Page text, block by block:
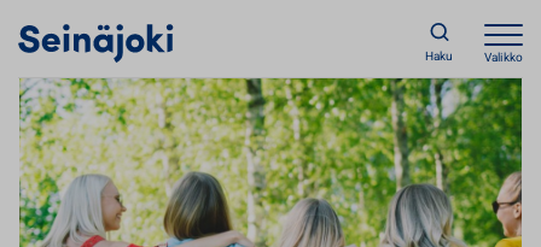
Haku Valikko